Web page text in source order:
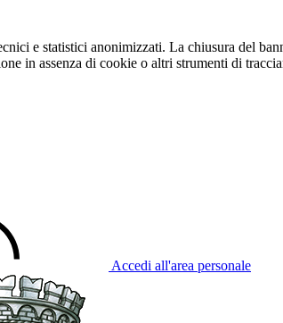
e statistici anonimizzati. La chiusura del
in assenza di cookie o altri strumenti di
Accedi all'area personale